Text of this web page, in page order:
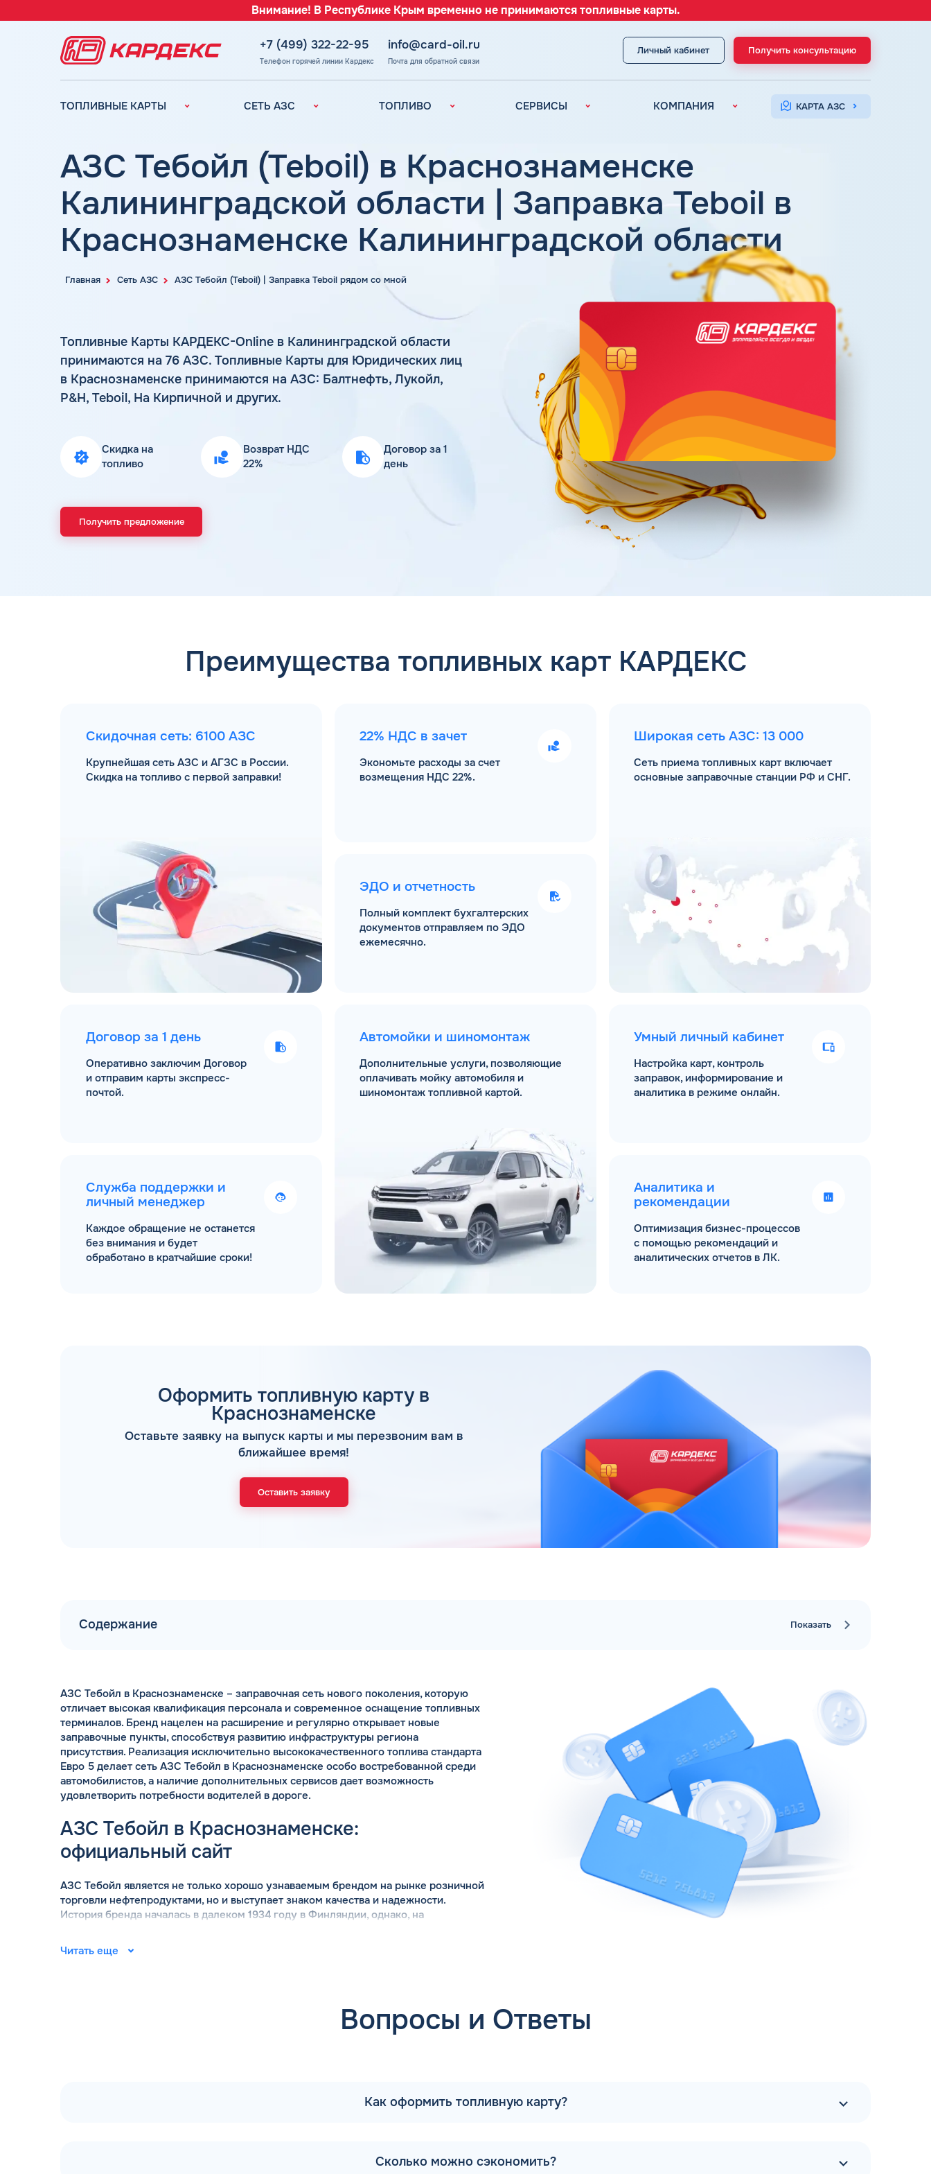
Внимание! В Республике Крым временно не принимаются топливные карты.
+7 (499) 322-22-95
Телефон горячей линии Кардекс
info@card-oil.ru
Почта для обратной связи
Личный кабинет Получить консультацию
ТОПЛИВНЫЕ КАРТЫ
Преимущества
Индивидуальный
Автомойки
Шиномонтаж
СЕТЬ АЗС
АЗС Газпромнефть
АЗС Тебойл
АЗС Газпром
Сургутнефтегаз
ТОПЛИВО
Бензин
топливо
Топливные бренды
Калькулятор
расхода топлива
Цена бензина и ДТ
СЕРВИСЫ
Документооборот
(ЭДО)
Аналитика и
Рекомендации
Умный Личный
Кабинет
КОМПАНИЯ КАРТА АЗС
Главная Сеть АЗС АЗС Тебойл (Teboil) | Заправка Teboil рядом со мной
АЗС Тебойл (Teboil) в Краснознаменске
Калининградской области | Заправка Teboil в
Краснознаменске Калининградской области
Топливные Карты КАРДЕКС-Online в Калининградской области
принимаются на 76 АЗС. Топливные Карты для Юридических лиц
в Краснознаменске принимаются на АЗС: Балтнефть, Лукойл,
Р&Н, Teboil, На Кирпичной и других.
Скидка на
топливо
Возврат НДС
22%
Договор за 1
день
Получить предложение
Преимущества топливных карт КАРДЕКС
Скидочная сеть: 6100 АЗС
Крупнейшая сеть АЗС и АГЗС в России.
Скидка на топливо с первой заправки!
Договор за 1 день
Оперативно заключим Договор
и отправим карты экспресс-
почтой.
Служба поддержки и
личный менеджер
Каждое обращение не останется
без внимания и будет
обработано в кратчайшие сроки!
22% НДС в зачет
Экономьте расходы за счет
возмещения НДС 22%.
ЭДО и отчетность
Полный комплект бухгалтерских
документов отправляем по ЭДО
ежемесячно.
Автомойки и шиномонтаж
Дополнительные услуги, позволяющие
оплачивать мойку автомобиля и
шиномонтаж топливной картой.
Широкая сеть АЗС: 13 000
Сеть приема топливных карт включает
основные заправочные станции РФ и СНГ.
Умный личный кабинет
Настройка карт, контроль
заправок, информирование и
аналитика в режиме онлайн.
Аналитика и
рекомендации
Оптимизация бизнес-процессов
с помощью рекомендаций и
аналитических отчетов в ЛК.
Оформить топливную карту в
Краснознаменске
Оставьте заявку на выпуск карты и мы перезвоним вам в
ближайшее время!
Оставить заявку
Содержание Показать
АЗС Тебойл в Краснознаменске – заправочная сеть нового поколения, которую
отличает высокая квалификация персонала и современное оснащение топливных
терминалов. Бренд нацелен на расширение и регулярно открывает новые
заправочные пункты, способствуя развитию инфраструктуры региона
присутствия. Реализация исключительно высококачественного топлива стандарта
Евро 5 делает сеть АЗС Тебойл в Краснознаменске особо востребованной среди
автомобилистов, а наличие дополнительных сервисов дает возможность
удовлетворить потребности водителей в дороге.
АЗС Тебойл в Краснознаменске:
официальный сайт
АЗС Тебойл является не только хорошо узнаваемым брендом на рынке розничной
торговли нефтепродуктами, но и выступает знаком качества и надежности.
История бренда началась в далеком 1934 году в Финляндии, однако, на
году сеть приобрел топливный гигант Лукойл. На сегодняшний день владельцем
топливного оператора является ООО «ТЕБОЙЛ РУС», который создал сеть АЗС на
является выгодное расположение заправок вдоль всех основных логистических маршрутов, что позволяет с легкостью найти топливный терминал бренда
навигационным инструментом и позволяет оперативно знакомиться с новостями процессингового оператора. Постоянные клиенты топливной сети имеют
Читать еще
Вопросы и Ответы
Как оформить топливную карту?
Сколько можно сэкономить?
При зачислении средств Вы получите
автоматическое уведомление
ЗАКАЗАТЬ
ОБРАТНЫЙ ЗВОНОК
Имя*
Телефон*
Email*
ОФОРМИТЬ ЗАЯВКУ
соглашаюсь с обработкой персональных
ДО
Спасибо! Ваша заявка принята.
Мы свяжемся с Вами в ближайшее рабочее время: пн-пт с 9:00 до 18:00 по МСК